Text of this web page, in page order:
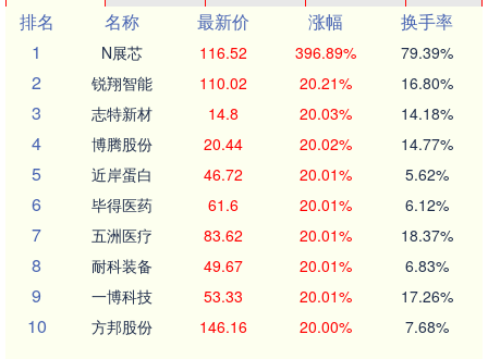
排名
名称 最新价 涨幅
换手率
1
N展芯 116.52 396.89% 79.39%
2 锐翔智能 110.02 20.21% 16.80%
3 志特新材 14.8 20.03% 14.18%
4 博腾股份 20.44 20.02% 14.77%
5 近岸蛋白 46.72 20.01% 5.62%
6 毕得医药 61.6 20.01% 6.12%
7 五洲医疗 83.62 20.01% 18.37%
8 耐科装备 49.67 20.01% 6.83%
9 一博科技 53.33 20.01% 17.26%
10 方邦股份 146.16 20.00% 7.68%